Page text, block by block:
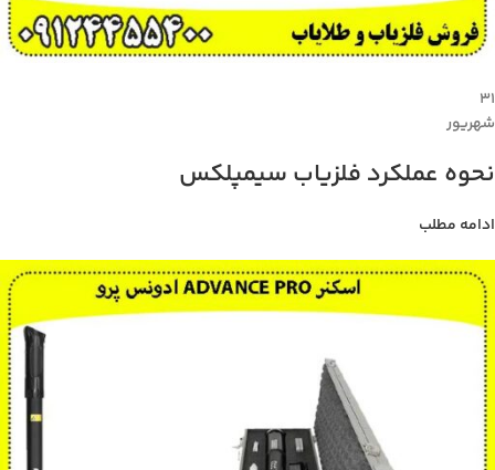
۳۱
شهریور
نحوه عملکرد فلزیاب سیمپلکس
ادامه مطلب